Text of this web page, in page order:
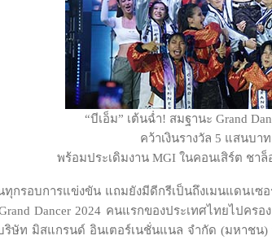
“บีเอ็ม” เต้นฉ่ำ! สมฐานะ Grand
คว้าเงินรางวัล 5 แสนบา
พร้อมประเดิมงาน MGI ในคอนเสิร์ต ชา
กรอบการแข่งขัน แถมยังมีดีกรีเป็นถึงเมนแดนเ
Dancer 2024 คนแรกของประเทศไทยไปคร
ริษัท มิสแกรนด์ อินเตอร์เนชั่นแนล จำกัด (มหาช